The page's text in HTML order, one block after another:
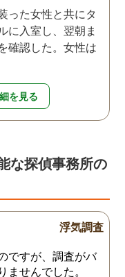
った女性と共にタ
に入室し、翌朝ま
確認した。女性は
を見る
な探偵事務所の
浮気調査
ですが、調査がバ
ませんでした。